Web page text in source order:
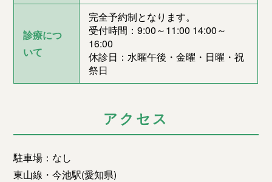
診療につ
いて
完全予約制となります。
受付時間：9:00～11:00 14:00～
16:00
休診日：水曜午後・金曜・日曜・祝
祭日
アクセス
駐車場：なし
東山線・今池駅(愛知県)